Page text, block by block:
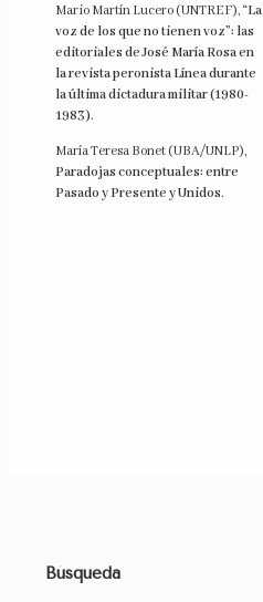
Mario Martín Lucero (UNTREF), “La
voz de los que no tienen voz”: las
editoriales de José María Rosa en
la revista peronista Línea durante
la última dictadura militar (1980-
1983).
María Teresa Bonet (UBA/UNLP),
Paradojas conceptuales: entre
Pasado y Presente y Unidos.
Búsqueda